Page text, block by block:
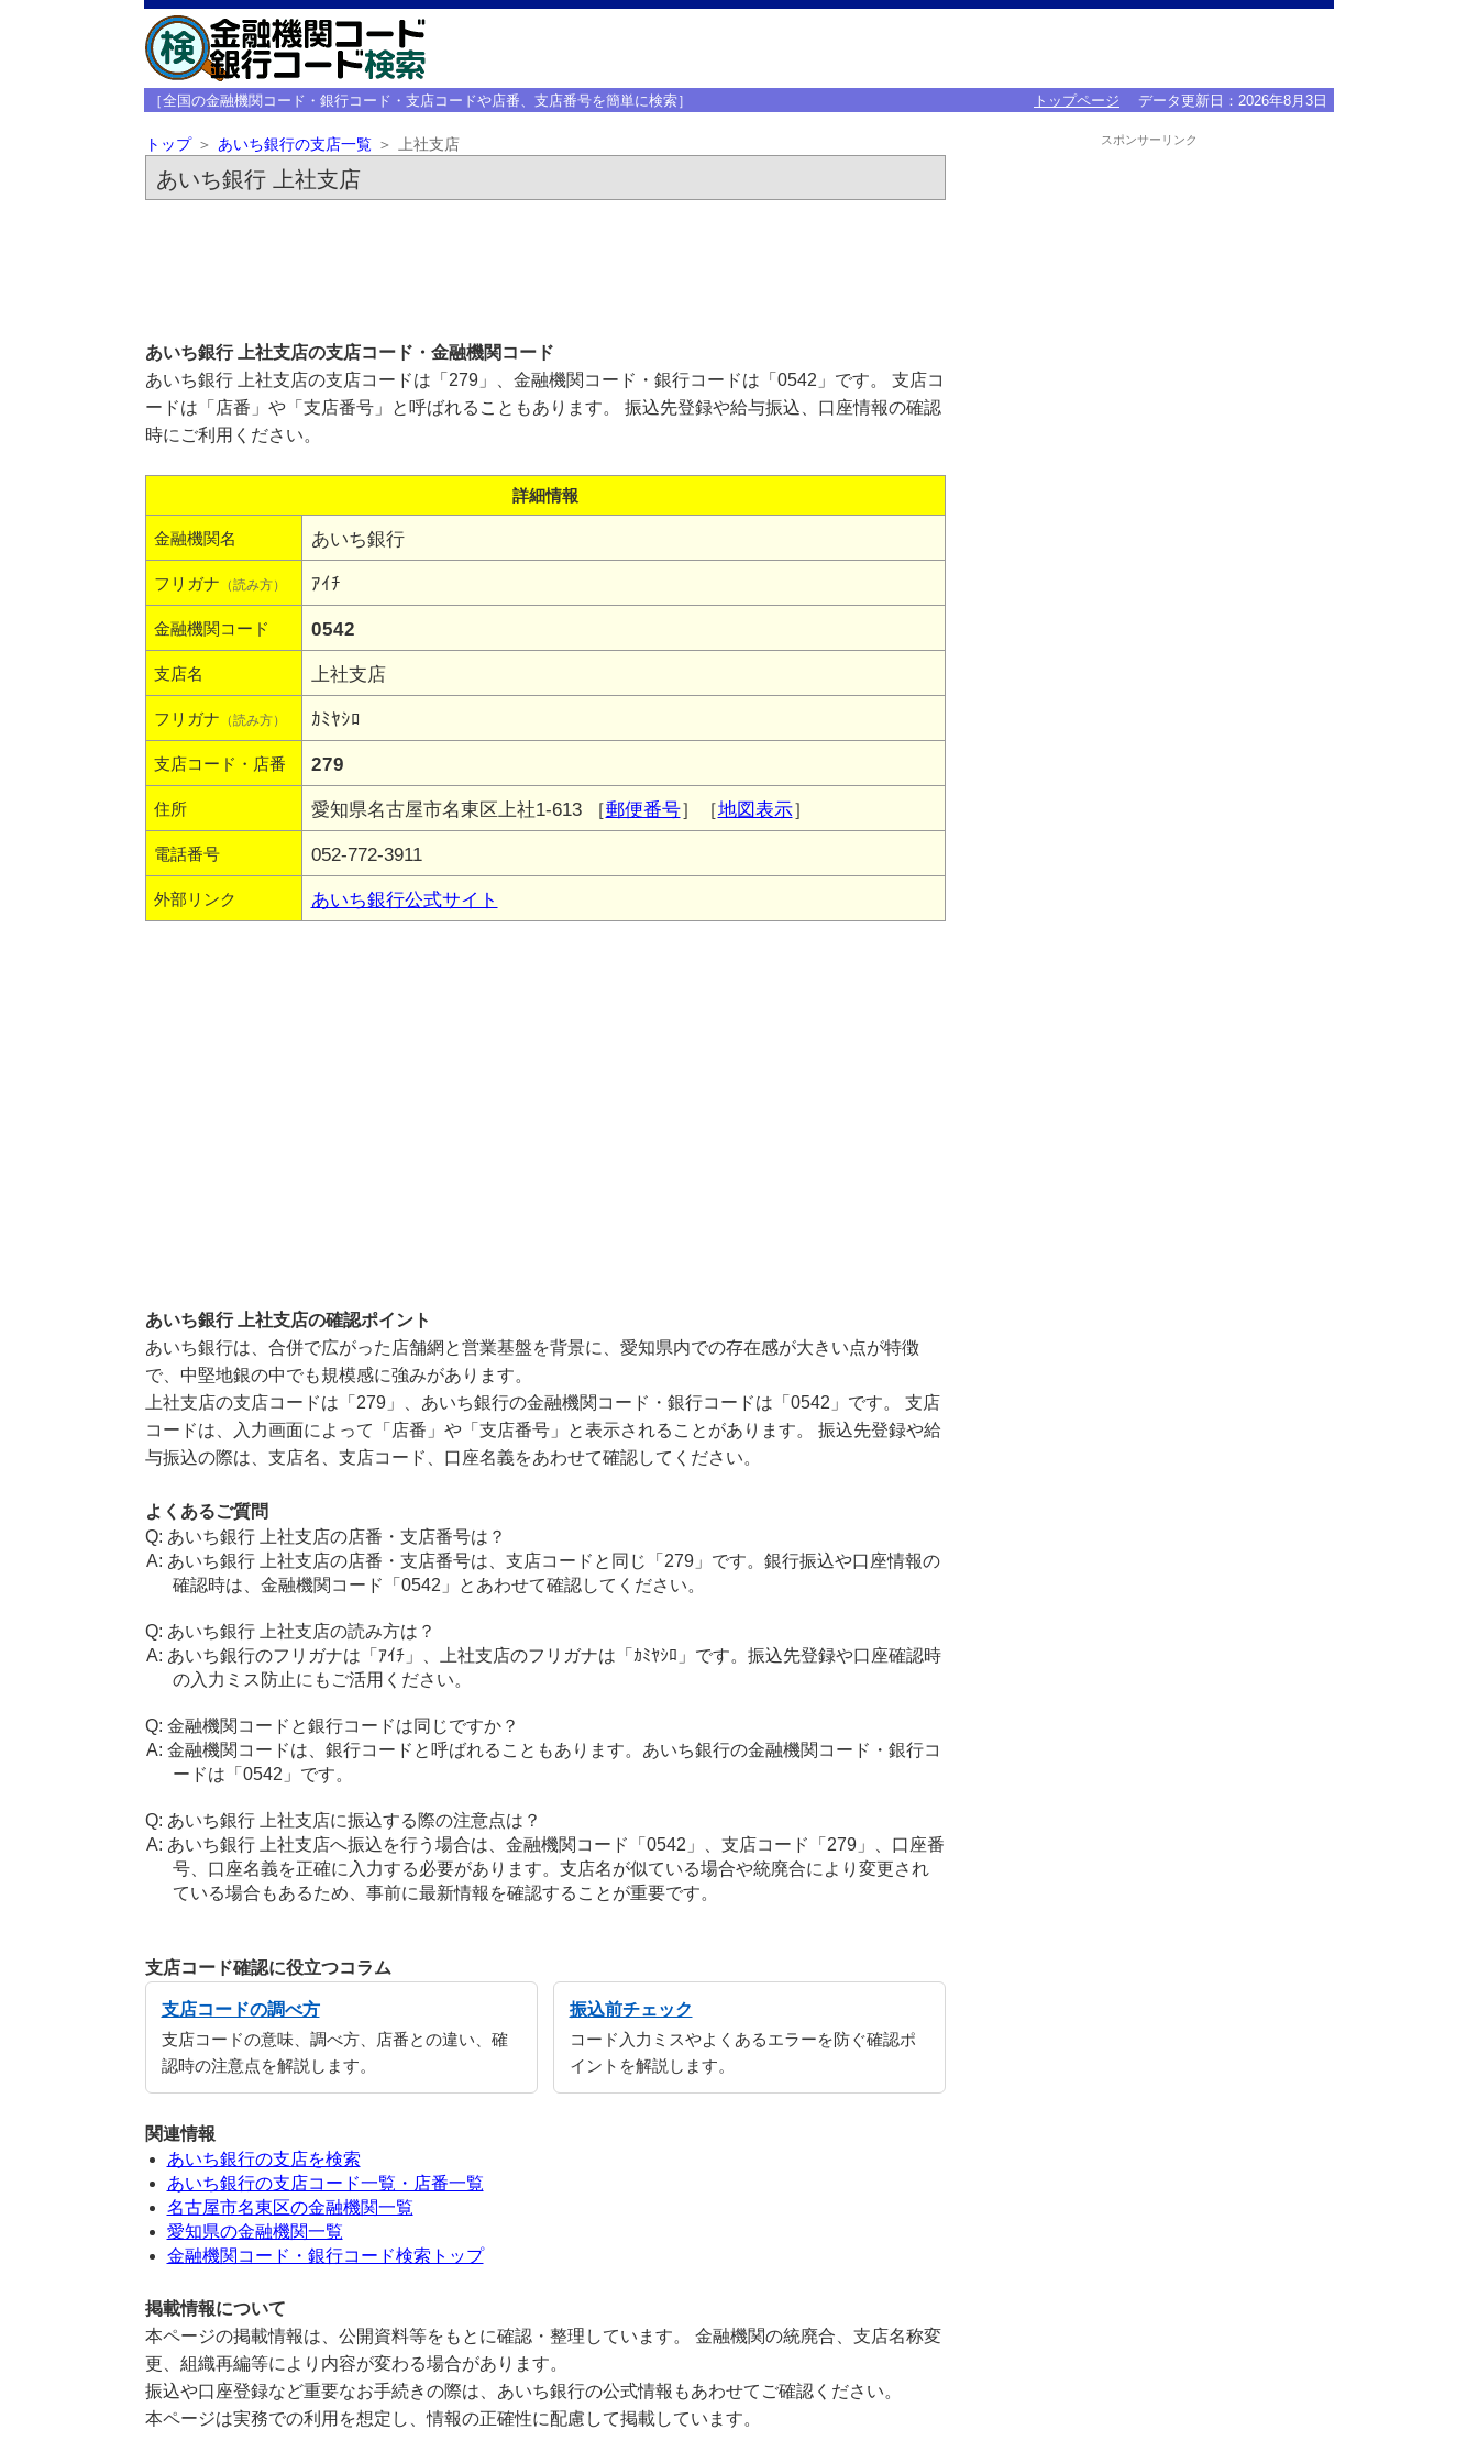
［全国の金融機関コード・銀行コード・支店コードや店番、支店番号を簡単に検索］ トップページ データ更新日： 2026年8月3日
トップ あいち銀行の支店一覧 上社支店
あいち銀行 上社支店
あいち銀行 上社支店の支店コード・金融機関コード
あいち銀行 上社支店の支店コードは「279」、金融機関コード・銀行コードは「0542」です。 支店コ
ードは「店番」や「支店番号」と呼ばれることもあります。 振込先登録や給与振込、口座情報の確認
時にご利用ください。
詳細情報
金融機関名 あいち銀行
フリガナ （読み方） ｱｲﾁ
金融機関コード 0542
支店名 上社支店
フリガナ （読み方） ｶﾐﾔｼﾛ
支店コード・店番 279
住所 愛知県名古屋市名東区上社1-613 ［郵便番号］［地図表示］
電話番号 052-772-3911
外部リンク あいち銀行公式サイト
あいち銀行 上社支店の確認ポイント
あいち銀行は、合併で広がった店舗網と営業基盤を背景に、愛知県内での存在感が大きい点が特徴
で、中堅地銀の中でも規模感に強みがあります。
上社支店の支店コードは「279」、あいち銀行の金融機関コード・銀行コードは「0542」です。 支店
コードは、入力画面によって「店番」や「支店番号」と表示されることがあります。 振込先登録や給
与振込の際は、支店名、支店コード、口座名義をあわせて確認してください。
よくあるご質問
あいち銀行 上社支店の店番・支店番号は？
あいち銀行 上社支店の店番・支店番号は、支店コードと同じ「279」です。銀行振込や口座情報の
確認時は、金融機関コード「0542」とあわせて確認してください。
あいち銀行 上社支店の読み方は？
あいち銀行のフリガナは「ｱｲﾁ」、上社支店のフリガナは「ｶﾐﾔｼﾛ」です。振込先登録や口座確認時
の入力ミス防止にもご活用ください。
金融機関コードと銀行コードは同じですか？
金融機関コードは、銀行コードと呼ばれることもあります。あいち銀行の金融機関コード・銀行コ
ードは「0542」です。
あいち銀行 上社支店に振込する際の注意点は？
あいち銀行 上社支店へ振込を行う場合は、金融機関コード「0542」、支店コード「279」、口座番
号、口座名義を正確に入力する必要があります。支店名が似ている場合や統廃合により変更され
ている場合もあるため、事前に最新情報を確認することが重要です。
支店コード確認に役立つコラム
支店コードの調べ方
支店コードの意味、調べ方、店番との違い、確
認時の注意点を解説します。
振込前チェック
コード入力ミスやよくあるエラーを防ぐ確認ポ
イントを解説します。
関連情報
あいち銀行の支店を検索
あいち銀行の支店コード一覧・店番一覧
名古屋市名東区の金融機関一覧
愛知県の金融機関一覧
金融機関コード・銀行コード検索トップ
掲載情報について
本ページの掲載情報は、公開資料等をもとに確認・整理しています。 金融機関の統廃合、支店名称変
更、組織再編等により内容が変わる場合があります。
振込や口座登録など重要なお手続きの際は、あいち銀行の公式情報もあわせてご確認ください。
本ページは実務での利用を想定し、情報の正確性に配慮して掲載しています。
スポンサーリンク